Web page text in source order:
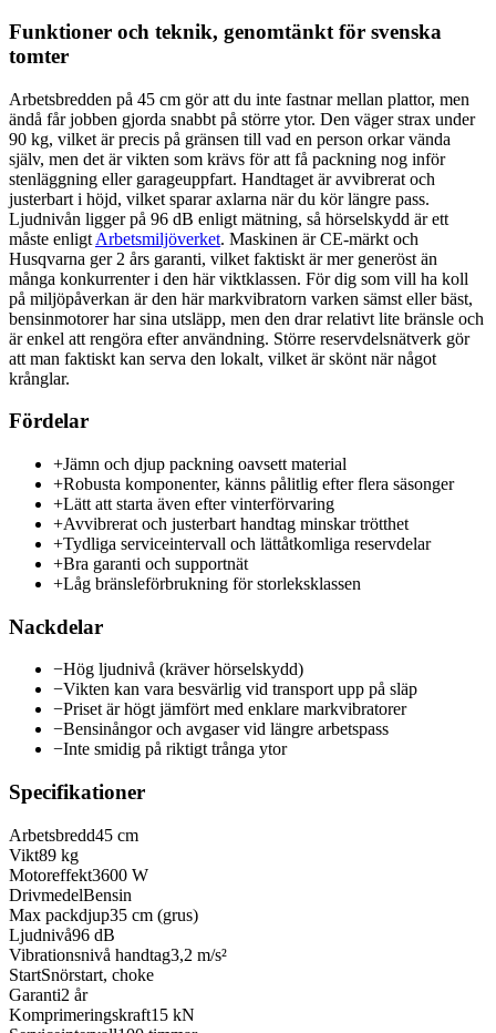
Funktioner och teknik, genomtänkt för svenska
tomter
Arbetsbredden på 45 cm gör att du inte fastnar mellan plattor, men
ändå får jobben gjorda snabbt på större ytor. Den väger strax under
90 kg, vilket är precis på gränsen till vad en person orkar vända
själv, men det är vikten som krävs för att få packning nog inför
stenläggning eller garageuppfart. Handtaget är avvibrerat och
justerbart i höjd, vilket sparar axlarna när du kör längre pass.
Ljudnivån ligger på 96 dB enligt mätning, så hörselskydd är ett
måste enligt Arbetsmiljöverket. Maskinen är CE-märkt och
Husqvarna ger 2 års garanti, vilket faktiskt är mer generöst än
många konkurrenter i den här viktklassen. För dig som vill ha koll
på miljöpåverkan är den här markvibratorn varken sämst eller bäst,
bensinmotorer har sina utsläpp, men den drar relativt lite bränsle och
är enkel att rengöra efter användning. Större reservdelsnätverk gör
att man faktiskt kan serva den lokalt, vilket är skönt när något
krånglar.
Fördelar
+Jämn och djup packning oavsett material
+Robusta komponenter, känns pålitlig efter flera säsonger
+Lätt att starta även efter vinterförvaring
+Avvibrerat och justerbart handtag minskar trötthet
+Tydliga serviceintervall och lättåtkomliga reservdelar
+Bra garanti och supportnät
+Låg bränsleförbrukning för storleksklassen
Nackdelar
−Hög ljudnivå (kräver hörselskydd)
−Vikten kan vara besvärlig vid transport upp på släp
−Priset är högt jämfört med enklare markvibratorer
−Bensinångor och avgaser vid längre arbetspass
−Inte smidig på riktigt trånga ytor
Specifikationer
Arbetsbredd45 cm
Vikt89 kg
Motoreffekt3600 W
DrivmedelBensin
Max packdjup35 cm (grus)
Ljudnivå96 dB
Vibrationsnivå handtag3,2 m/s²
StartSnörstart, choke
Garanti2 år
Komprimeringskraft15 kN